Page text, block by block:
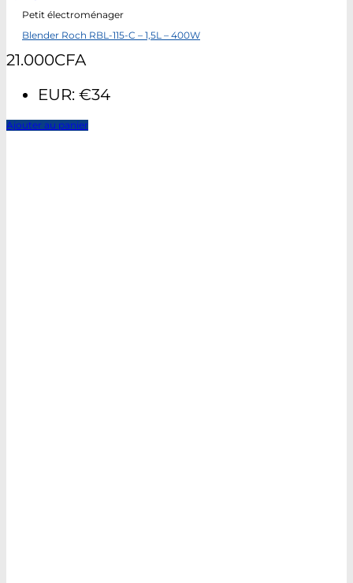
Petit électroménager
Blender Roch RBL-115-C – 1,5L – 400W
21.000CFA
EUR: €34
Ajouter au panier